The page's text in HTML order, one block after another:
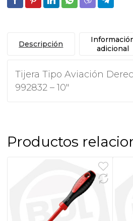
Descripción
adicional
Tijera Tipo Aviación
992832 – 10″
Productos